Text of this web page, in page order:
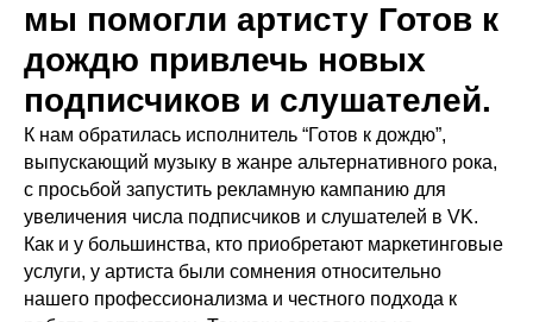
мы помогли артисту Готов к
дождю привлечь новых
подписчиков и слушателей.
К нам обратилась исполнитель “Готов к дождю”,
выпускающий музыку в жанре альтернативного рока,
с просьбой запустить рекламную кампанию для
увеличения числа подписчиков и слушателей в VK.
Как и у большинства, кто приобретают маркетинговые
услуги, у артиста были сомнения относительно
нашего профессионализма и честного подхода к